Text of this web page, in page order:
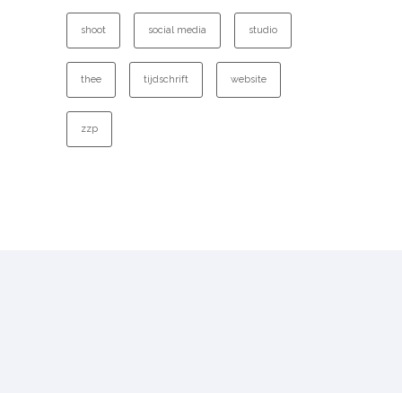
shoot social media studio
thee tijdschrift website
zzp